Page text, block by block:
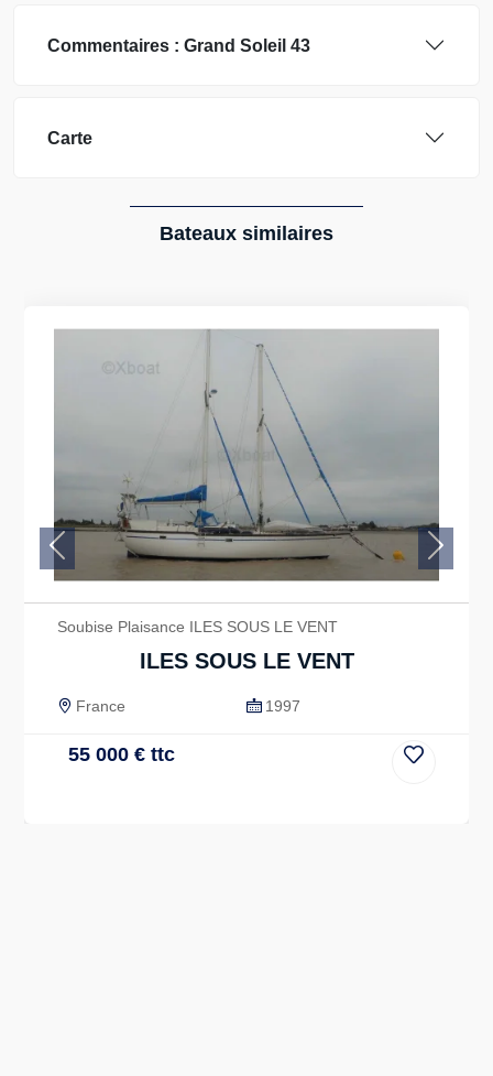
Commentaires : Grand Soleil 43
Carte
Bateaux similaires
Soubise Plaisance ILES SOUS LE VENT
ILES SOUS LE VENT
France 1997
55 000 € ttc
Previous Next